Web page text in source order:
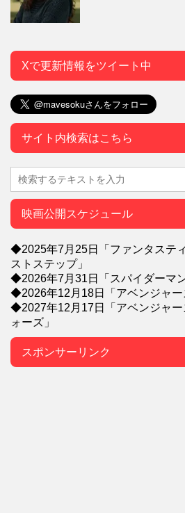
Xで更新情報をツイート中
サイト内検索はこちら
映画公開スケジュール
◆2025年7月25日「ファンタステ
ストステップ」
◆2026年7月31日「スパイダーマ
◆2026年12月18日「アベンジャー
◆2027年12月17日「アベンジャー
ォーズ」
スポンサーリンク